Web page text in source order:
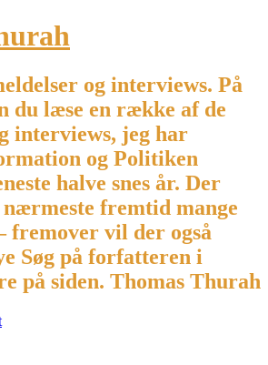
og interviews. På
du læse en række af de
interviews, jeg har
og Politiken
halve snes år. Der
fremtid mange
fremover vil der også
Søg på forfatteren i
på siden. Thomas Thurah